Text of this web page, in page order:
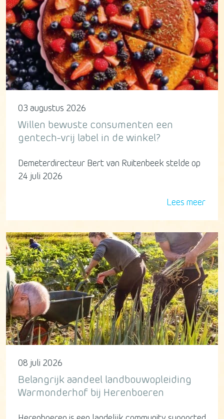
03 augustus 2026
Willen bewuste consumenten een
gentech-vrij label in de winkel?
Demeterdirecteur Bert van Ruitenbeek stelde op
24 juli 2026
Lees meer
08 juli 2026
Belangrijk aandeel landbouwopleiding
Warmonderhof bij Herenboeren